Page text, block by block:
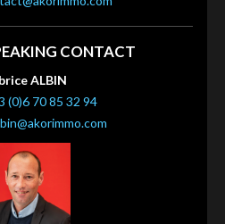
CONTACT
ALBIN
(0)6 70 85 32 94